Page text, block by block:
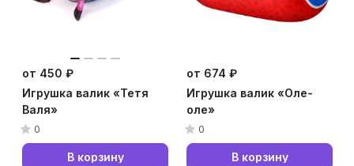
от 450 ₽
Игрушка валик «Тетя
Валя»
0
В корзину
от 674 ₽
Игрушка валик «Оле-
оле»
0
В корзину